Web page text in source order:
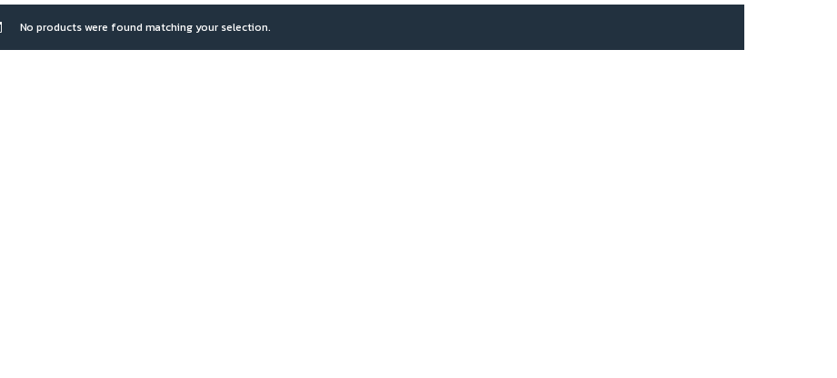
No products were found matching your selection.